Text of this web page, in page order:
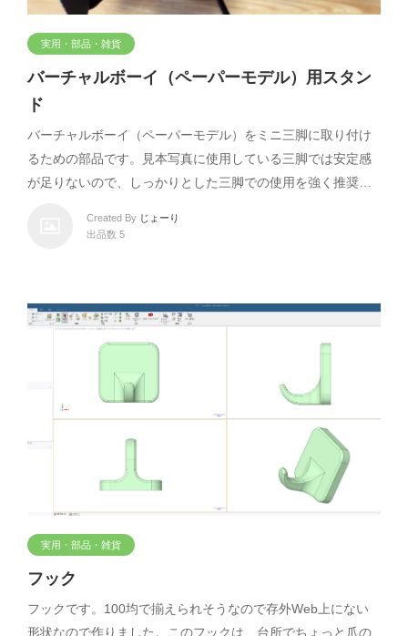
実用・部品・雑貨
バーチャルボーイ（ペーパーモデル）用スタン
ド
バーチャルボーイ（ペーパーモデル）をミニ三脚に取り付け
るための部品です。見本写真に使用している三脚では安定感
が足りないので、しっかりとした三脚での使用を強く推奨…
Created By じょーり
出品数 5
実用・部品・雑貨
フック
フックです。100均で揃えられそうなので存外Web上にない
形状なので作りました。このフックは、台所でちょっと爪の